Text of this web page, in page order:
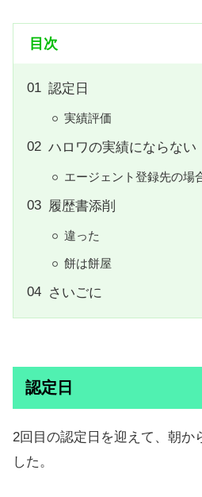
目次
認定日
実績評価
ハロワの実績にならない
エージェント登録先の場
履歴書添削
違った
餅は餅屋
さいごに
認定日
2回目の認定日を迎えて、朝か
した。